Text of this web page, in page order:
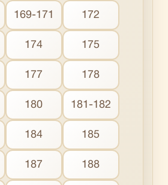
169-171 172
174 175
177 178
180 181-182
184 185
187 188